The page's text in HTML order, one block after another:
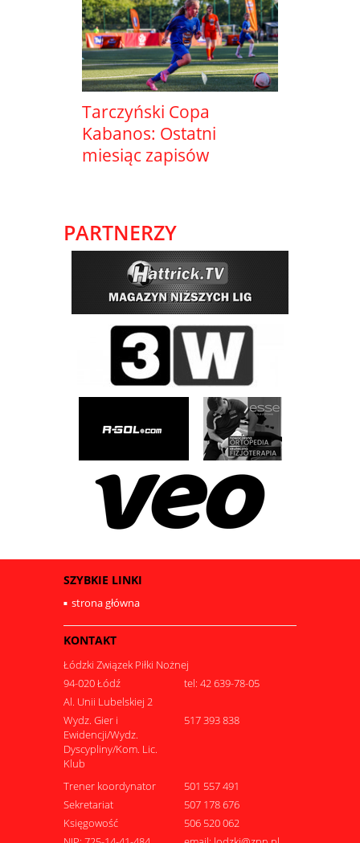
Tarczyński Copa
Kabanos: Ostatni
miesiąc zapisów
PARTNERZY
SZYBKIE LINKI
strona główna
KONTAKT
Łódzki Związek Piłki Nożnej
94-020 Łódź
tel: 42 639-78-05
Al. Unii Lubelskiej 2
Wydz. Gier i
Ewidencji/Wydz.
Dyscypliny/Kom. Lic.
Klub
517 393 838
Trener koordynator
501 557 491
Sekretariat
507 178 676
Księgowość
506 520 062